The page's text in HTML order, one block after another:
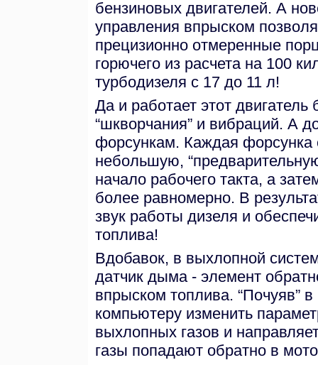
бензиновых двигателей. А
управления впрыском
прецизионно отмеренные
горючего из расчета на 100
турбодизеля с 17 до 11 л!
Да и работает этот
“шкворчания” и вибраций. А
форсункам. Каждая форсунка
небольшую,
начало рабочего такта, а
более равномерно. В
звук работы дизеля и
топлива!
Вдобавок, в выхлопной
датчик дыма - элемент
впрыском топлива. “Почуяв”
компьютеру изменить
выхлопных газов и
газы попадают обратно в